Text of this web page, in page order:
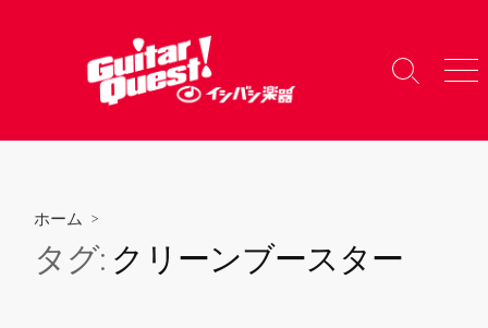
へ
検
り
メ
ー
ホーム >
タグ: クリーンブースター